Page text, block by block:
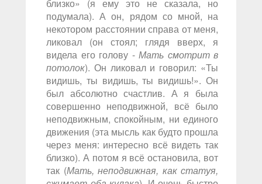
близко» (я ему это не сказала, но
подумала). А он, рядом со мной, на
некотором расстоянии справа от меня,
ликовал (он стоял; глядя вверх, я
видела его голову - Мать смотрит в
потолок). Он ликовал и говорил: «Ты
видишь, ты видишь, ты видишь!». Он
был абсолютно счастлив. А я была
совершенно неподвижной, всё было
неподвижным, спокойным, ни единого
движения (эта мысль как будто прошла
через меня: интересно всё видеть так
близко). А потом я всё остановила, вот
так (Мать, неподвижная, как статуя,